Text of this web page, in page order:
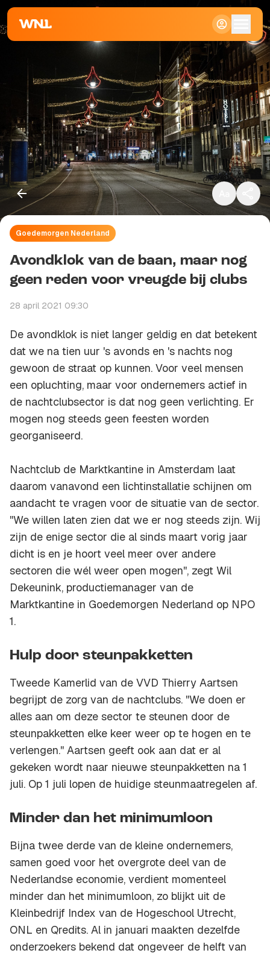
Klein
Standaard
Groot
Goedemorgen Nederland
Avondklok van de baan, maar nog
geen reden voor vreugde bij clubs
28 april 2021 09:30
De avondklok is niet langer geldig en dat betekent
dat we na tien uur 's avonds en 's nachts nog
gewoon de straat op kunnen. Voor veel mensen
een opluchting, maar voor ondernemers actief in
de nachtclubsector is dat nog geen verlichting. Er
mogen nog steeds geen feesten worden
georganiseerd.
Nachtclub de Marktkantine in Amsterdam laat
daarom vanavond een lichtinstallatie schijnen om
aandacht te vragen voor de situatie van de sector.
''We willen laten zien dat we er nog steeds zijn. Wij
zijn de enige sector die al sinds maart vorig jaar
dicht is en je hoort veel meer over andere
sectoren die wél weer open mogen'', zegt Wil
Dekeunink, productiemanager van de
Marktkantine in Goedemorgen Nederland op NPO
1.
Hulp door steunpakketten
Tweede Kamerlid van de VVD Thierry Aartsen
begrijpt de zorg van de nachtclubs. ''We doen er
alles aan om deze sector te steunen door de
steunpakketten elke keer weer op te hogen en te
verlengen.'' Aartsen geeft ook aan dat er al
gekeken wordt naar nieuwe steunpakketten na 1
juli. Op 1 juli lopen de huidige steunmaatregelen af.
Minder dan het minimumloon
Bijna twee derde van de kleine ondernemers,
samen goed voor het overgrote deel van de
Nederlandse economie, verdient momenteel
minder dan het minimumloon, zo blijkt uit de
Kleinbedrijf Index van de Hogeschool Utrecht,
ONL en Qredits. Al in januari maakten dezelfde
onderzoekers bekend dat ongeveer de helft van